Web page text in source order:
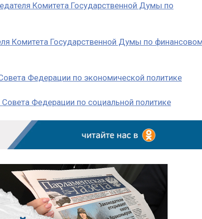
Комитета Государственной Думы по
Комитета Государственной Думы по
Федерации по экономической политике
Федерации по социальной политике